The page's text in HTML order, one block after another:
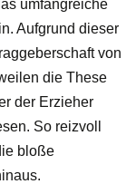
umfangreiche
Aufgrund dieser
von
die These
der Erzieher
So reizvoll
bloße